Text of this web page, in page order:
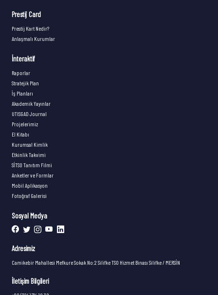
Prestij Card
Prestij Kart Nedir?
Anlaşmalı Kurumlar
İnteraktif
Raporlar
Stratejik Plan
İş Planları
Akademik Yayınlar
UTISGAD Journal
Projelerimiz
El Kitabı
Kurumsal Kimlik
Etkinlik Takvimi
SİTSO Tanıtım Filmi
Anketler ve Formlar
Mobil Aplikasyon
Fotoğraf Galerisi
Sosyal Medya
Adresimiz
Camikebir Mahallesi Mefkure Sokak No:2 Silifke TSO Hizmet Binası Silifke / MERSİN
İletişim Bilgileri